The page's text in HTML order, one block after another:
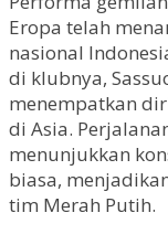
Eropa telah
nasional
di klubnya,
menempatkan
di Asia.
menunjukkan
biasa,
tim Merah Putih.